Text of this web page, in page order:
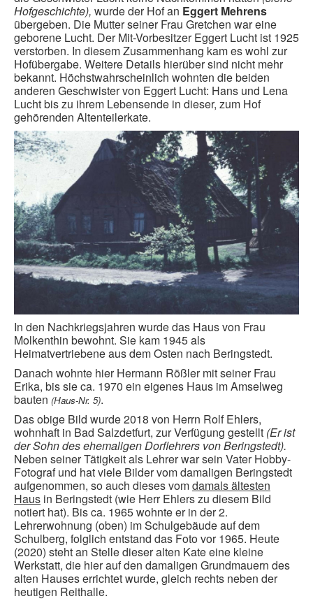
Hofgeschichte), wurde der Hof an Eggert Mehrens
übergeben. Die Mutter seiner Frau Gretchen war eine
geborene Lucht. Der Mit-Vorbesitzer Eggert Lucht ist 1925
verstorben. In diesem Zusammenhang kam es wohl zur
Hofübergabe. Weitere Details hierüber sind nicht mehr
bekannt. Höchstwahrscheinlich wohnten die beiden
anderen Geschwister von Eggert Lucht: Hans und Lena
Lucht bis zu ihrem Lebensende in dieser, zum Hof
gehörenden Altenteilerkate.
In den Nachkriegsjahren wurde das Haus von Frau
Molkenthin bewohnt. Sie kam 1945 als
Heimatvertriebene aus dem Osten nach Beringstedt.
Danach wohnte hier Hermann Rößler mit seiner Frau
Erika, bis sie ca. 1970 ein eigenes Haus im Amselweg
bauten (Haus-Nr. 5).
Das obige Bild wurde 2018 von Herrn Rolf Ehlers,
wohnhaft in Bad Salzdetfurt, zur Verfügung gestellt (Er ist
der Sohn des ehemaligen Dorflehrers von Beringstedt).
Neben seiner Tätigkeit als Lehrer war sein Vater Hobby-
Fotograf und hat viele Bilder vom damaligen Beringstedt
aufgenommen, so auch dieses vomdamals ältesten
Haus in Beringstedt (wie Herr Ehlers zu diesem Bild
notiert hat). Bis ca. 1965 wohnte er in der 2.
Lehrerwohnung (oben) im Schulgebäude auf dem
Schulberg, folglich entstand das Foto vor 1965. Heute
(2020) steht an Stelle dieser alten Kate eine kleine
Werkstatt, die hier auf den damaligen Grundmauern des
alten Hauses errichtet wurde, gleich rechts neben der
heutigen Reithalle.